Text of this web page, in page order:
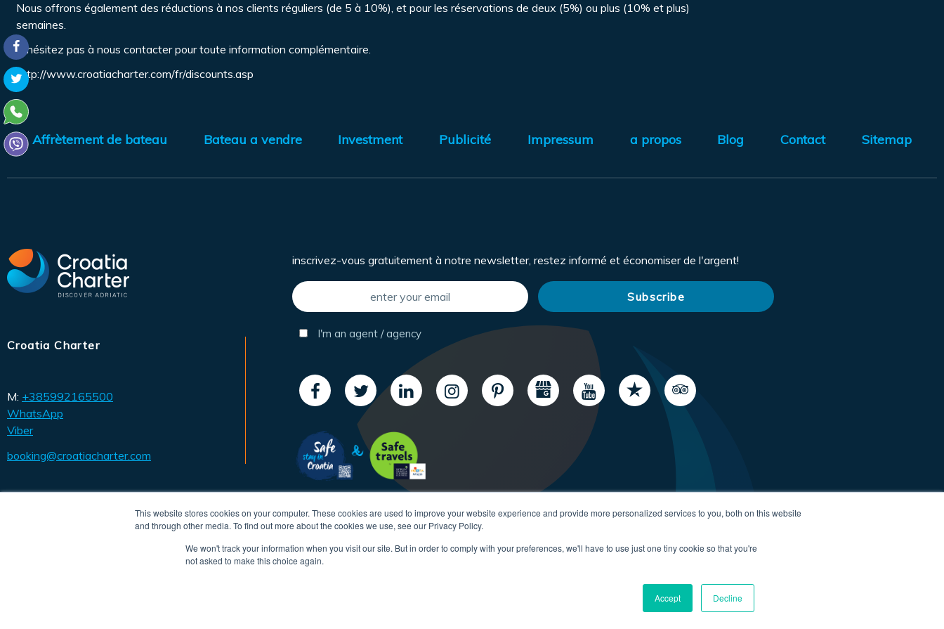
This website stores cookies on your computer. These cookies are used to improve your website experience and provide more personalized services to you, both on this website
and through other media. To find out more about the cookies we use, see our Privacy Policy.
We won't track your information when you visit our site. But in order to comply with your preferences, we'll have to use just one tiny cookie so that you're
not asked to make this choice again.
Accept Decline
Nous offrons également des réductions à nos clients réguliers (de 5 à 10%), et pour les réservations de deux (5%) ou plus (10% et plus)
semaines.
N’hésitez pas à nous contacter pour toute information complémentaire.
http://www.croatiacharter.com/fr/discounts.asp
Affrètement de bateau Bateau a vendre Investment Publicité Impressum a propos Blog Contact Sitemap
Croatia Charter
M: +385992165500
WhatsApp
Viber
booking@croatiacharter.com
inscrivez-vous gratuitement à notre newsletter, restez informé et économiser de l'argent!
I'm an agent / agency
Copyright CroatiaCharter.com, 2003-2026 All rights reserved.